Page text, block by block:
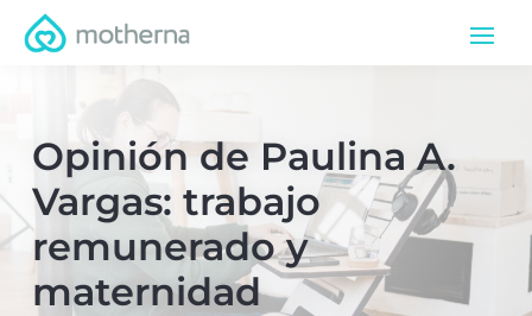
Opinión de Paulina A.
Vargas: trabajo
remunerado y
maternidad